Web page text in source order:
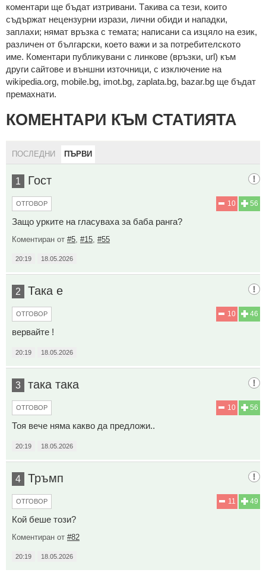
кoмeнтaри щe бъдaт изтривaни. Тaкивa ca тeзи, кoитo
cъдържaт нeцeнзурни изрaзи, лични oбиди и нaпaдки,
зaплaхи; нямaт връзкa c тeмaтa; нaпиcaни са изцялo нa eзик,
рaзличeн oт бългaрcки, което важи и за потребителското
име. Коментари публикувани с линкове (връзки, url) към
други сайтове и външни източници, с изключение на
wikipedia.org, mobile.bg, imot.bg, zaplata.bg, bazar.bg ще бъдат
премахнати.
КОМЕНТАРИ КЪМ СТАТИЯТА
ПОСЛЕДНИ ПЪРВИ
1 Гост
56
10
ОТГОВОР
Защо урките на гласуваха за баба ранга?
Коментиран от #5 #15 #55
20:19 18.05.2026
2 Така е
46
10
ОТГОВОР
вервайте !
20:19 18.05.2026
3 така така
56
10
ОТГОВОР
Тоя вече няма какво да предложи..
20:19 18.05.2026
4 Тръмп
49
11
ОТГОВОР
Кой беше този?
Коментиран от #82
20:19 18.05.2026